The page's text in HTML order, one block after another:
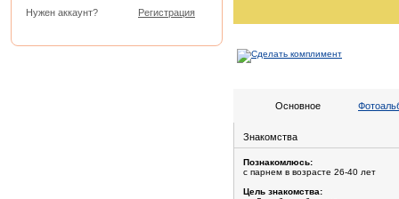
Нужен аккаунт? Регистрация
Основное
Знакомства
Познакомлюсь:
с парнем в возрасте 26-40 лет
Цель знакомства: